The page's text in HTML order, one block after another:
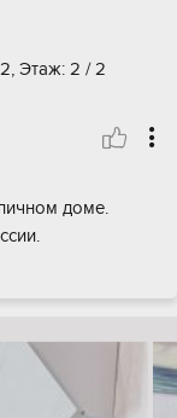
Этаж: 2 / 2
доме.